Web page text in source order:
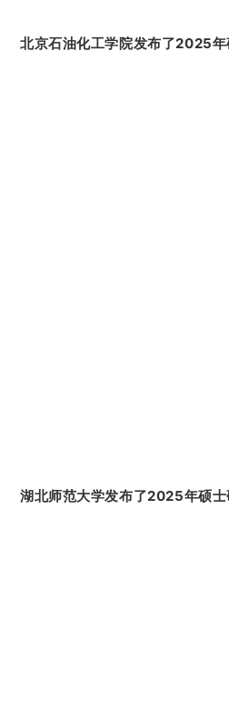
北京石油化工学院发布了2025年
湖北师范大学发布了2025年硕士